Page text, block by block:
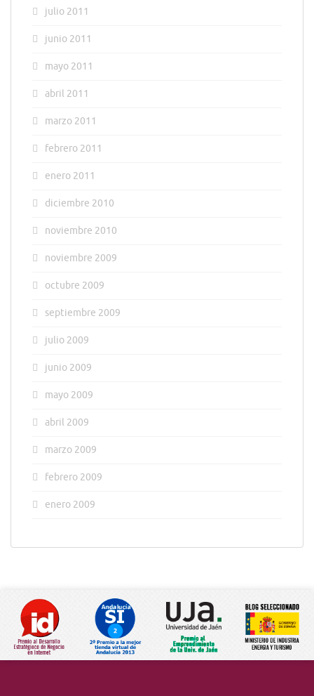
julio 2011
junio 2011
mayo 2011
abril 2011
marzo 2011
febrero 2011
enero 2011
diciembre 2010
noviembre 2010
noviembre 2009
octubre 2009
septiembre 2009
julio 2009
junio 2009
mayo 2009
abril 2009
marzo 2009
febrero 2009
enero 2009